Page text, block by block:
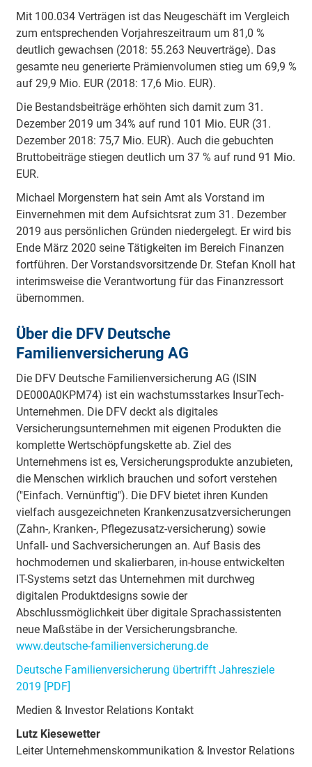
Mit 100.034 Verträgen ist das Neugeschäft im Vergleich
zum entsprechenden Vorjahreszeitraum um 81,0 %
deutlich gewachsen (2018: 55.263 Neuverträge). Das
gesamte neu generierte Prämienvolumen stieg um 69,9 %
auf 29,9 Mio. EUR (2018: 17,6 Mio. EUR).
Die Bestandsbeiträge erhöhten sich damit zum 31.
Dezember 2019 um 34% auf rund 101 Mio. EUR (31.
Dezember 2018: 75,7 Mio. EUR). Auch die gebuchten
Bruttobeiträge stiegen deutlich um 37 % auf rund 91 Mio.
EUR.
Michael Morgenstern hat sein Amt als Vorstand im
Einvernehmen mit dem Aufsichtsrat zum 31. Dezember
2019 aus persönlichen Gründen niedergelegt. Er wird bis
Ende März 2020 seine Tätigkeiten im Bereich Finanzen
fortführen. Der Vorstandsvorsitzende Dr. Stefan Knoll hat
interimsweise die Verantwortung für das Finanzressort
übernommen.
Über die DFV Deutsche
Familienversicherung AG
Die DFV Deutsche Familienversicherung AG (ISIN
DE000A0KPM74) ist ein wachstumsstarkes InsurTech-
Unternehmen. Die DFV deckt als digitales
Versicherungsunternehmen mit eigenen Produkten die
komplette Wertschöpfungskette ab. Ziel des
Unternehmens ist es, Versicherungsprodukte anzubieten,
die Menschen wirklich brauchen und sofort verstehen
("Einfach. Vernünftig"). Die DFV bietet ihren Kunden
vielfach ausgezeichneten Krankenzusatzversicherungen
(Zahn-, Kranken-, Pflegezusatz-versicherung) sowie
Unfall- und Sachversicherungen an. Auf Basis des
hochmodernen und skalierbaren, in-house entwickelten
IT-Systems setzt das Unternehmen mit durchweg
digitalen Produktdesigns sowie der
Abschlussmöglichkeit über digitale Sprachassistenten
neue Maßstäbe in der Versicherungsbranche.
www.deutsche-familienversicherung.de
Deutsche Familienversicherung übertrifft Jahresziele
2019 [PDF]
Medien & Investor Relations Kontakt
Lutz Kiesewetter
Leiter Unternehmenskommunikation & Investor Relations